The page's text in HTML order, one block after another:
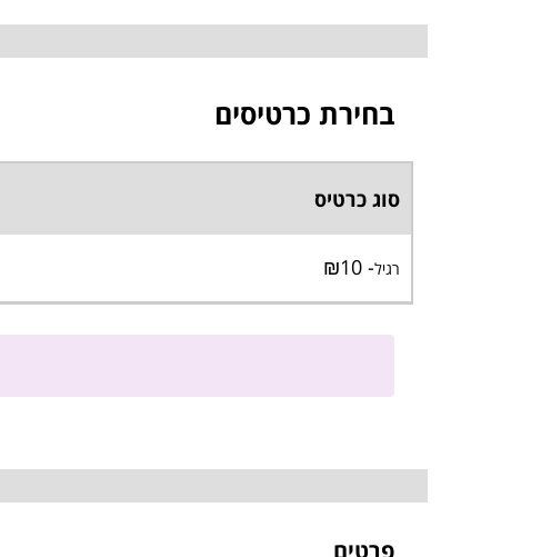
בחירת כרטיסים
סוג כרטיס
רגיל- ₪10
פרטים